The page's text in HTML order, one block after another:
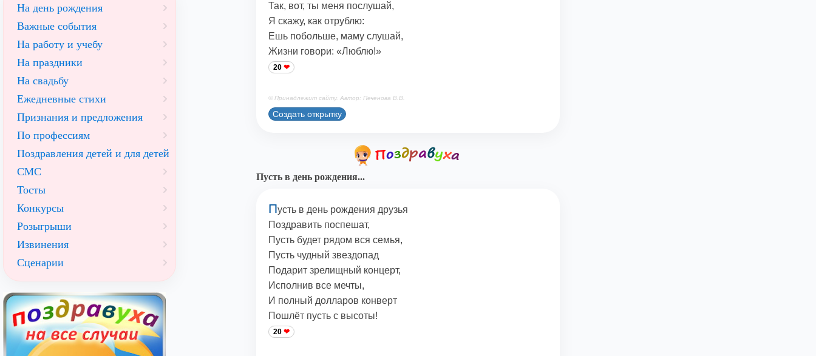
Так, вот, ты меня послушай,
Я скажу, как отрублю:
Ешь побольше, маму слушай,
Жизни говори: «Люблю!»
20
© Принадлежит сайту. Автор: Печенова В.В.
Создать открытку
Пусть в день рождения...
Пусть в день рождения друзья
Поздравить поспешат,
Пусть будет рядом вся семья,
Пусть чудный звездопад
Подарит зрелищный концерт,
Исполнив все мечты,
И полный долларов конверт
Пошлёт пусть с высоты!
20
На день рождения
Важные события
На работу и учебу
На праздники
На свадьбу
Ежедневные стихи
Признания и предложения
По профессиям
Поздравления детей и для детей
СМС
Тосты
Конкурсы
Розыгрыши
Извинения
Сценарии